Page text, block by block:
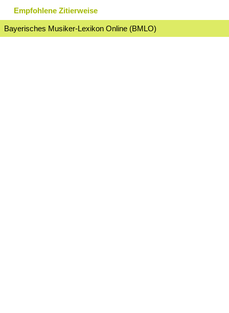
Empfohlene Zitierweise
Bayerisches Musiker-Lexikon Online (BMLO)